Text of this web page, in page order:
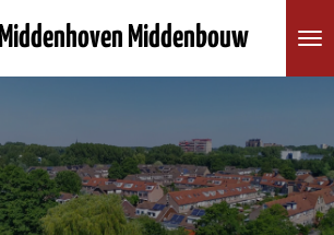
Middenhoven Middenbouw